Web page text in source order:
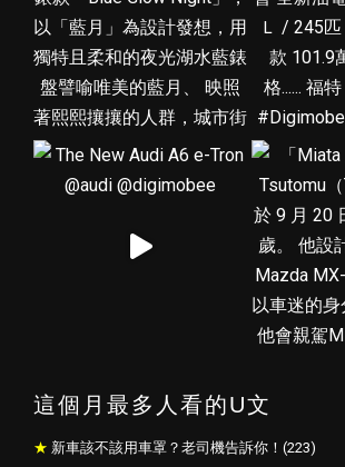
這個月最多人看的U文
新車該不該用車罩？老司機告訴你！(223)